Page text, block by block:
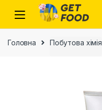
Skip to navigation
Skip to content
Головна Побутова хімія